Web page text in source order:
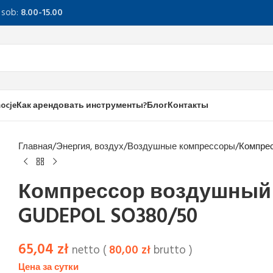
8.00-15.00
Как арендовать инструменты?БлогКонтакты
Главная Энергия, воздух Воздушные компрессоры
Компрессор
GUDEPOL SO380/50
65,04 zł netto (80,00 zł brutto )